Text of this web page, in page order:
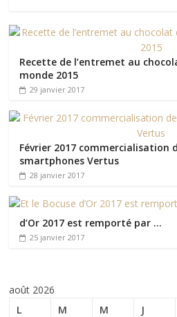
Recette de l’entremet au
monde 2015
29 janvier 2017
Février 2017 commercialisation
smartphones Vertus
28 janvier 2017
d’Or 2017 est remporté par …
25 janvier 2017
août 2026
L
M M J